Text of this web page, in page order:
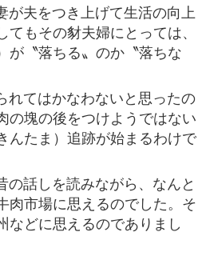
が夫をつき上げて生活の向上
もその豺夫婦にとっては、
が〝落ちる〟のか〝落ちな
れてはかなわないと思ったの
の塊の後をつけようではない
んたま）追跡が始まるわけで
話しを読みながら、なんと
肉市場に思えるのでした。そ
などに思えるのでありまし